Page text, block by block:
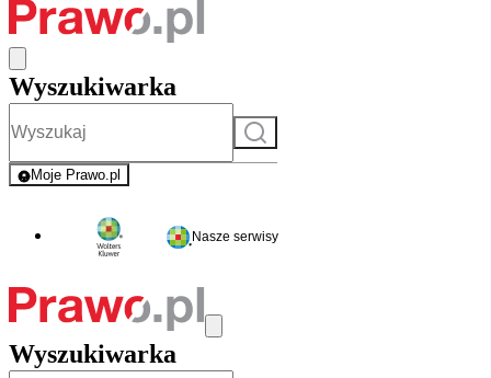
Wyszukiwarka
Szukaj
Moje Prawo.pl
- rejestracja i logowanie do serwisu
Nasze serwisy
Wyszukiwarka